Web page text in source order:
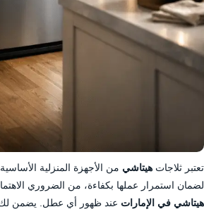
تعتبر ثلاجاتهيتاشي من الأجهزة المنزلية
لضمان استمرار عملها بكفاءة، من الضروري
هيتاشي في الإمارات عند ظهور أي عطل. يضمن لك